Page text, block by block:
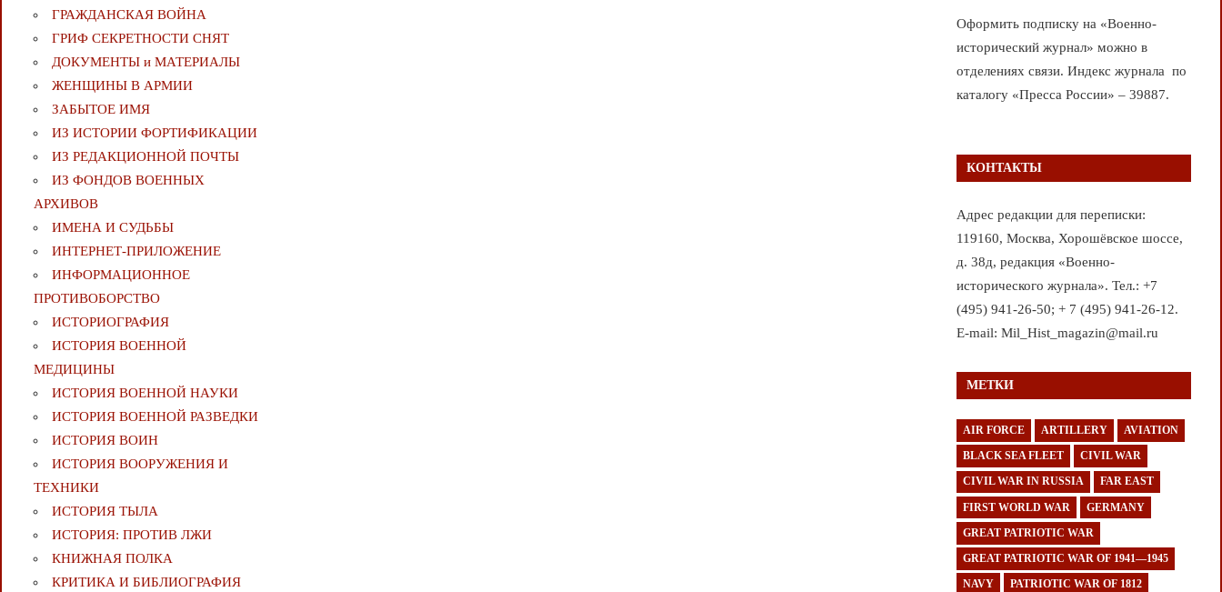
ГРАЖДАНСКАЯ ВОЙНА
ГРИФ СЕКРЕТНОСТИ СНЯТ
ДОКУМЕНТЫ и МАТЕРИАЛЫ
ЖЕНЩИНЫ В АРМИИ
ЗАБЫТОЕ ИМЯ
ИЗ ИСТОРИИ ФОРТИФИКАЦИИ
ИЗ РЕДАКЦИОННОЙ ПОЧТЫ
ИЗ ФОНДОВ ВОЕННЫХ
АРХИВОВ
ИМЕНА И СУДЬБЫ
ИНТЕРНЕТ-ПРИЛОЖЕНИЕ
ИНФОРМАЦИОННОЕ
ПРОТИВОБОРСТВО
ИСТОРИОГРАФИЯ
ИСТОРИЯ ВОЕННОЙ
МЕДИЦИНЫ
ИСТОРИЯ ВОЕННОЙ НАУКИ
ИСТОРИЯ ВОЕННОЙ РАЗВЕДКИ
ИСТОРИЯ ВОИН
ИСТОРИЯ ВООРУЖЕНИЯ И
ТЕХНИКИ
ИСТОРИЯ ТЫЛА
ИСТОРИЯ: ПРОТИВ ЛЖИ
КНИЖНАЯ ПОЛКА
КРИТИКА И БИБЛИОГРАФИЯ
Оформить подписку на «Военно-
исторический журнал» можно в
отделениях связи. Индекс журнала по
каталогу «Пресса России» – 39887.
КОНТАКТЫ
Адрес редакции для переписки:
119160, Москва, Хорошёвское шоссе,
д. 38д, редакция «Военно-
исторического журнала». Тел.: +7
(495) 941-26-50; + 7 (495) 941-26-12.
E-mail: Mil_Hist_magazin@mail.ru
МЕТКИ
AIR FORCE ARTILLERY AVIATION
BLACK SEA FLEET CIVIL WAR
CIVIL WAR IN RUSSIA FAR EAST
FIRST WORLD WAR GERMANY
GREAT PATRIOTIC WAR
GREAT PATRIOTIC WAR OF 1941—1945
NAVY PATRIOTIC WAR OF 1812